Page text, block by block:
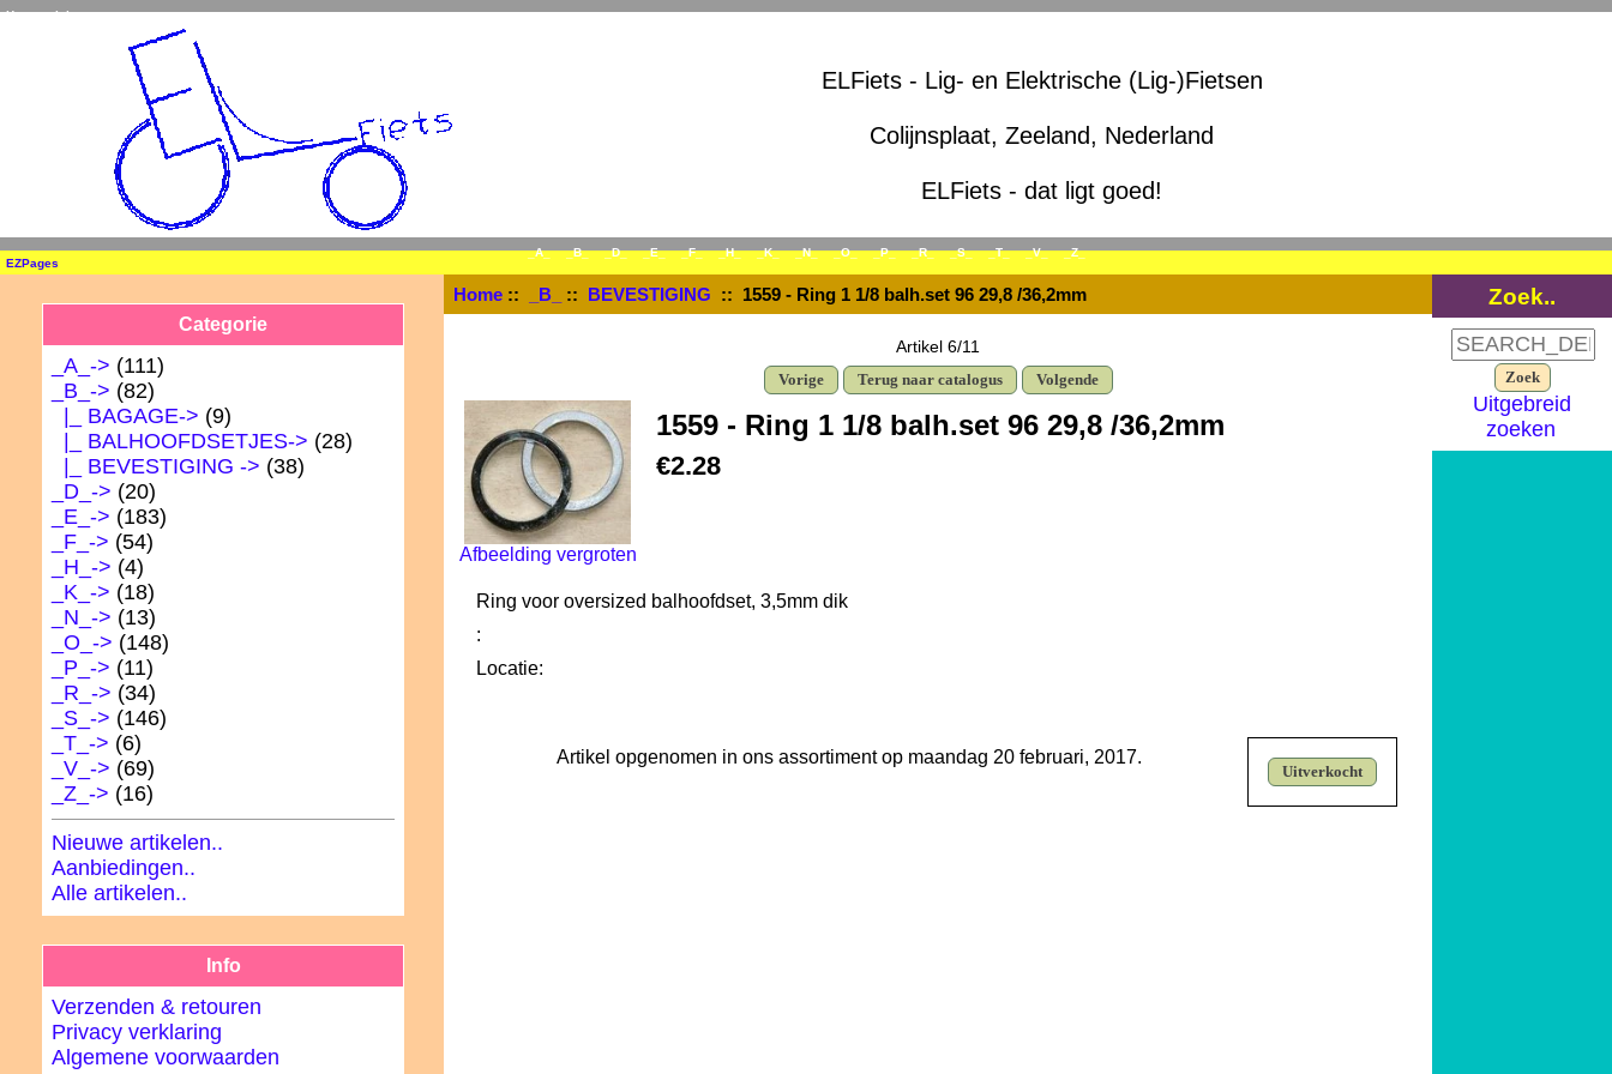
Home Inloggen
ELFiets - Lig- en Elektrische (Lig-)Fietsen
Colijnsplaat, Zeeland, Nederland
ELFiets - dat ligt goed!
_A_ _B_ _D_ _E_ _F_ _H_ _K_ _N_ _O_ _P_ _R_ _S_ _T_ _V_ _Z_
EZPages
Categorie
_A_-> (111)
_B_-> (82)
|_ BAGAGE-> (9)
|_ BALHOOFDSETJES-> (28)
|_ BEVESTIGING-> (38)
_D_-> (20)
_E_-> (183)
_F_-> (54)
_H_-> (4)
_K_-> (18)
_N_-> (13)
_O_-> (148)
_P_-> (11)
_R_-> (34)
_S_-> (146)
_T_-> (6)
_V_-> (69)
_Z_-> (16)
Nieuwe artikelen..
Aanbiedingen..
Alle artikelen..
Info
Verzenden & retouren
Privacy verklaring
Algemene voorwaarden
Home:: _B_ :: BEVESTIGING :: 1559 - Ring 1 1/8 balh.set 96 29,8 /36,2mm
Artikel 6/11
Vorige Terug naar catalogus Volgende
Afbeelding vergroten
1559 - Ring 1 1/8 balh.set 96 29,8 /36,2mm
€2.28
Ring voor oversized balhoofdset, 3,5mm dik
:
Locatie:
Uitverkocht
Artikel opgenomen in ons assortiment op maandag 20 februari, 2017.
Zoek..
Uitgebreid
zoeken